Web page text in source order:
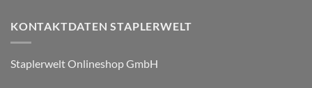
KONTAKTDATEN STAPLERWELT
Staplerwelt Onlineshop GmbH